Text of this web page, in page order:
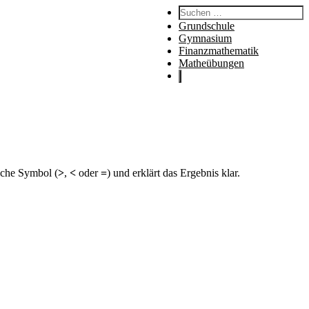
Suchen:
Grundschule
Gymnasium
Finanzmathematik
Matheübungen
Symbol (>, < oder=) und erklärt das Ergebnis klar.